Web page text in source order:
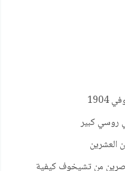
كبير
العشرين
من تشيخوف كيفية